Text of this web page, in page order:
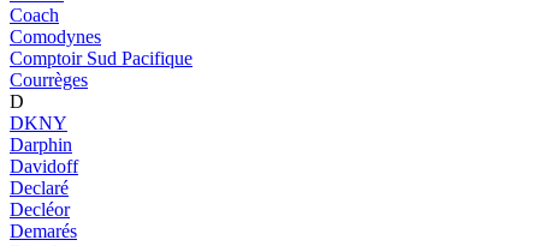
Coach
Comodynes
Comptoir Sud Pacifique
Courrèges
D
DKNY
Darphin
Davidoff
Declaré
Decléor
Demarés